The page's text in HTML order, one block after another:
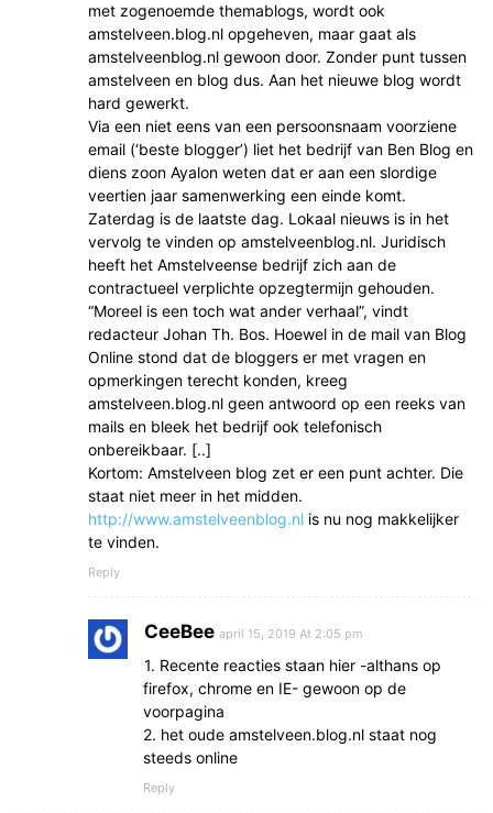
met zogenoemde themablogs, wordt ook
amstelveen.blog.nl opgeheven, maar gaat als
amstelveenblog.nl gewoon door. Zonder punt tussen
amstelveen en blog dus. Aan het nieuwe blog wordt
hard gewerkt.
Via een niet eens van een persoonsnaam voorziene
email (‘beste blogger’) liet het bedrijf van Ben Blog en
diens zoon Ayalon weten dat er aan een slordige
veertien jaar samenwerking een einde komt.
Zaterdag is de laatste dag. Lokaal nieuws is in het
vervolg te vinden op amstelveenblog.nl. Juridisch
heeft het Amstelveense bedrijf zich aan de
contractueel verplichte opzegtermijn gehouden.
“Moreel is een toch wat ander verhaal”, vindt
redacteur Johan Th. Bos. Hoewel in de mail van Blog
Online stond dat de bloggers er met vragen en
opmerkingen terecht konden, kreeg
amstelveen.blog.nl geen antwoord op een reeks van
mails en bleek het bedrijf ook telefonisch
onbereikbaar. [..]
Kortom: Amstelveen blog zet er een punt achter. Die
staat niet meer in het midden.
http://www.amstelveenblog.nl is nu nog makkelijker
te vinden.
Reply
CeeBee april 15, 2019 At 2:05 pm
1. Recente reacties staan hier -althans op
firefox, chrome en IE- gewoon op de
voorpagina
2. het oude amstelveen.blog.nl staat nog
steeds online
Reply